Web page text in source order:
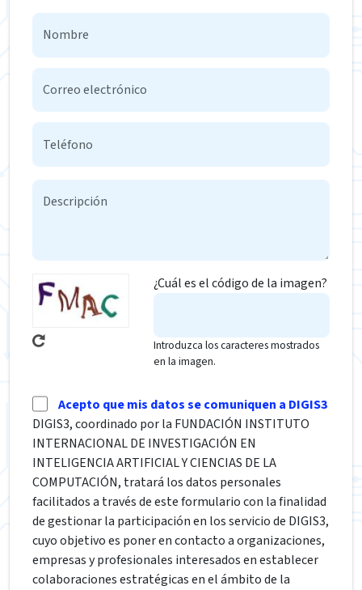
¿Cuál es el código de la imagen?
Introduzca los caracteres mostrados
en la imagen.
Acepto que mis datos se comuniquen a DIGIS3
DIGIS3, coordinado por la FUNDACIÓN INSTITUTO
INTERNACIONAL DE INVESTIGACIÓN EN
INTELIGENCIA ARTIFICIAL Y CIENCIAS DE LA
COMPUTACIÓN, tratará los datos personales
facilitados a través de este formulario con la finalidad
de gestionar la participación en los servicio de DIGIS3,
cuyo objetivo es poner en contacto a organizaciones,
empresas y profesionales interesados en establecer
colaboraciones estratégicas en el ámbito de la